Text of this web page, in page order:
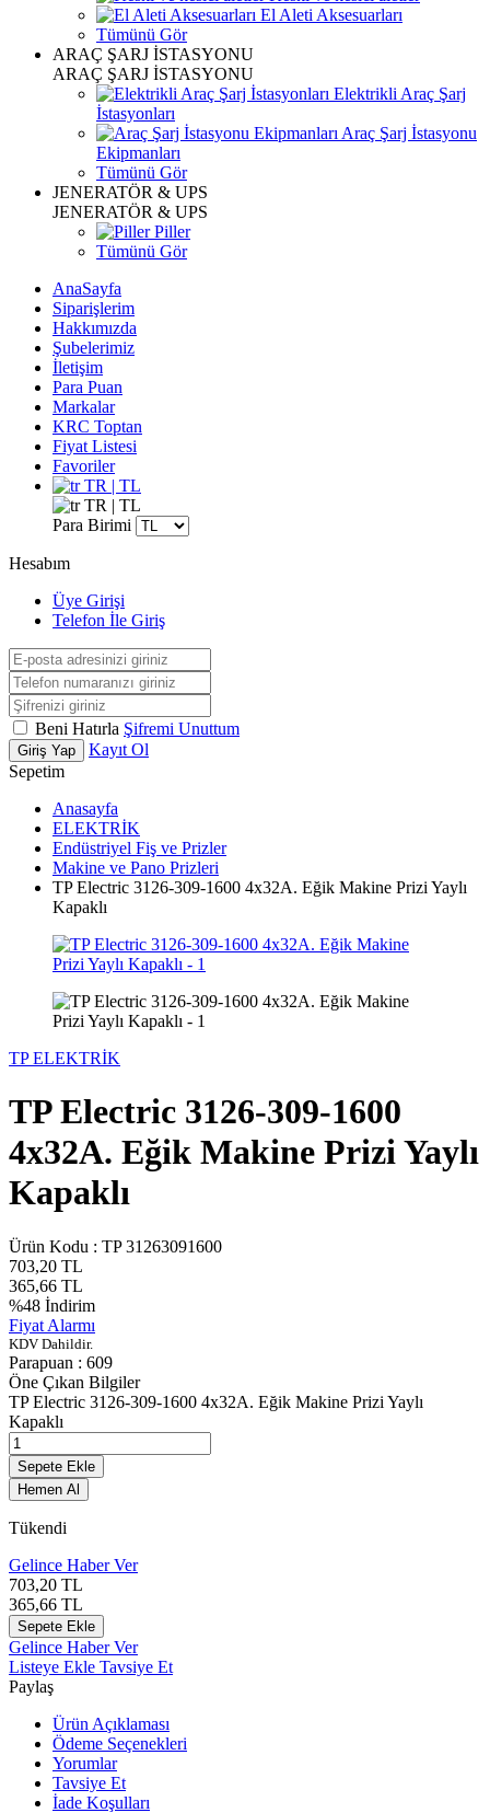
El Aleti Aksesuarları
Tümünü Gör
ARAÇ ŞARJ İSTASYONU
ARAÇ ŞARJ İSTASYONU
Elektrikli Araç Şarj
İstasyonları
Araç Şarj İstasyonu
Ekipmanları
Tümünü Gör
JENERATÖR & UPS
JENERATÖR & UPS
Piller
Tümünü Gör
AnaSayfa
Siparişlerim
Hakkımızda
Şubelerimiz
İletişim
Para Puan
Markalar
KRC Toptan
Fiyat Listesi
Favoriler
TR | TL
TR | TL
Para Birimi
Hesabım
Üye Girişi
Telefon İle Giriş
Beni Hatırla Şifremi Unuttum
Giriş Yap
Kayıt Ol
Sepetim
Anasayfa
ELEKTRİK
Endüstriyel Fiş ve Prizler
Makine ve Pano Prizleri
TP Electric 3126-309-1600 4x32A. Eğik Makine Prizi Yaylı
Kapaklı
TP ELEKTRİK
TP Electric 3126-309-1600
4x32A. Eğik Makine Prizi Yaylı
Kapaklı
Ürün Kodu : TP 31263091600
703,20 TL
365,66 TL
%48 İndirim
Fiyat Alarmı
KDV Dahildir.
Parapuan : 609
Öne Çıkan Bilgiler
TP Electric 3126-309-1600 4x32A. Eğik Makine Prizi Yaylı
Kapaklı
Sepete Ekle
Hemen Al
Tükendi
Gelince Haber Ver
703,20 TL
365,66 TL
Sepete Ekle
Gelince Haber Ver
Listeye Ekle Tavsiye Et
Paylaş
Ürün Açıklaması
Ödeme Seçenekleri
Yorumlar
Tavsiye Et
İade Koşulları